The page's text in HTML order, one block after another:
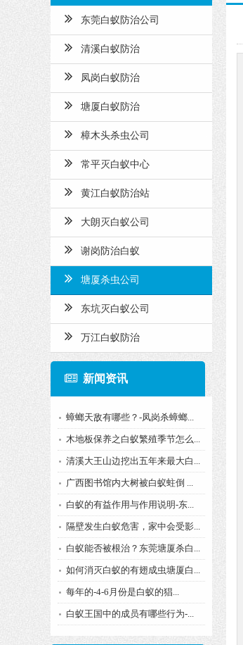
东莞白蚁防治公司
清溪白蚁防治
凤岗白蚁防治
塘厦白蚁防治
樟木头杀虫公司
常平灭白蚁中心
黄江白蚁防治站
大朗灭白蚁公司
谢岗防治白蚁
塘厦杀虫公司
东坑灭白蚁公司
万江白蚁防治
新闻资讯
蟑螂天敌有哪些？-凤岗杀蟑螂...
木地板保养之白蚁繁殖季节怎么...
清溪大王山边挖出五年来最大白...
广西图书馆内大树被白蚁蛀倒 ...
白蚁的有益作用与作用说明-东...
隔壁发生白蚁危害，家中会受影...
白蚁能否被根治？东莞塘厦杀白...
如何消灭白蚁的有翅成虫塘厦白...
每年的-4-6月份是白蚁的猖...
白蚁王国中的成员有哪些行为-...